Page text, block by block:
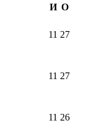
И О
11 27
11 27
11 26